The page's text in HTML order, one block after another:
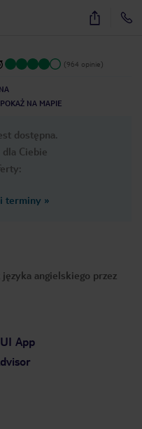
24
(964 opinie)
POKAŻ NA MAPIE
dostępna.
Ciebie
terminy »
języka angielskiego przez
App